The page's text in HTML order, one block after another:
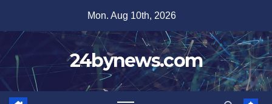
content
Mon. Aug 10th, 2026
24bynews.com